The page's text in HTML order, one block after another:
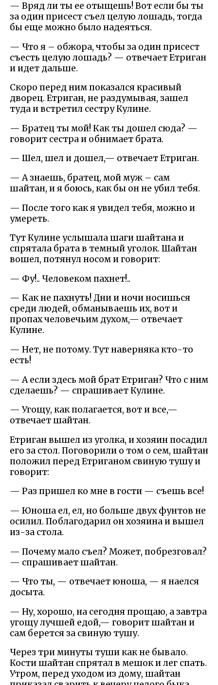
— Вряд ли ты ее отыщешь! Вот если бы ты
за один присест съел целую лошадь, тогда
бы еще можно было надеяться.
— Что я – обжора, чтобы за один присест
съесть целую лошадь? — отвечает Етриган
и идет дальше.
Скоро перед ним показался красивый
дворец. Етриган, не раздумывая, зашел
туда и встретил сестру Кулине.
— Братец ты мой! Как ты дошел сюда? —
говорит сестра и обнимает брата.
— Шел, шел и дошел,— отвечает Етриган.
— А знаешь, братец, мой муж – сам
шайтан, и я боюсь, как бы он не убил тебя.
— После того как я увидел тебя, можно и
умереть.
Тут Кулине услышала шаги шайтана и
спрятала брата в темный уголок. Шайтан
вошел, потянул носом и говорит:
— Фу!.. Человеком пахнет!..
— Как не пахнуть! Дни и ночи носишься
среди людей, обманываешь их, вот и
пропах человечьим духом,— отвечает
Кулине.
— Нет, не потому. Тут наверняка кто-то
есть!
— А если здесь мой брат Етриган? Что с ним
сделаешь? — спрашивает Кулине.
— Угощу, как полагается, вот и все,—
отвечает шайтан.
Етриган вышел из уголка, и хозяин посадил
его за стол. Поговорили о том о сем, шайтан
положил перед Етриганом свиную тушу и
говорит:
— Раз пришел ко мне в гости — съешь все!
— Юноша ел, ел, но больше двух фунтов не
осилил. Поблагодарил он хозяина и вышел
из-за стола.
— Почему мало съел? Может, побрезговал?
— спрашивает шайтан.
— Что ты, — отвечает юноша, — я наелся
досыта.
— Ну, хорошо, на сегодня прощаю, а завтра
угощу лучшей едой,— говорит шайтан и
сам берется за свиную тушу.
Через три минуты туши как не бывало.
Кости шайтан спрятал в мешок и лег спать.
Утром, перед уходом из дому, шайтан